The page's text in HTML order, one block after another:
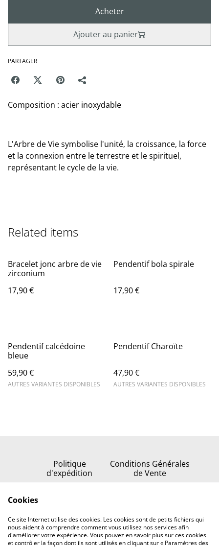
Acheter
Ajouter au panier
PARTAGER
Composition : acier inoxydable
L'Arbre de Vie symbolise l'unité, la croissance, la force
et la connexion entre le terrestre et le spirituel,
représentant le cycle de la vie.
Related items
Bracelet jonc arbre de vie
zirconium
17,90 €
Pendentif bola spirale
17,90 €
Pendentif calcédoine
bleue
59,90 €
AUTRES VARIANTES DISPONIBLES
Pendentif Charoïte
47,90 €
AUTRES VARIANTES DISPONIBLES
Politique
d'expédition
Conditions Générales
de Vente
Nous contacter
Cookies
Ce site Internet utilise des cookies. Les cookies sont de petits fichiers qui
nous aident à comprendre comment vous utilisez nos services afin
d'améliorer votre expérience. Vous pouvez en savoir plus sur ces cookies
et contrôler la façon dont ils sont utilisés en cliquant sur « Paramètres des